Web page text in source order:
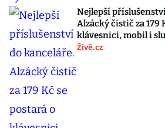
Nejlepší
Alzácký čistič za 179
klávesnici, mobil i
Živě.cz